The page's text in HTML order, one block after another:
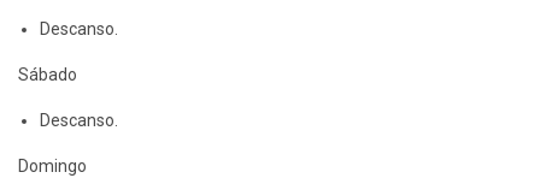
Descanso.
Sábado
Descanso.
Domingo